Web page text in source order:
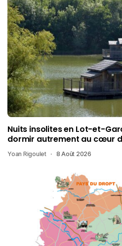
Nuits insolites en Lot-et-
dormir autrement au cœur
Yoan Rigoulet 8 Août 2026